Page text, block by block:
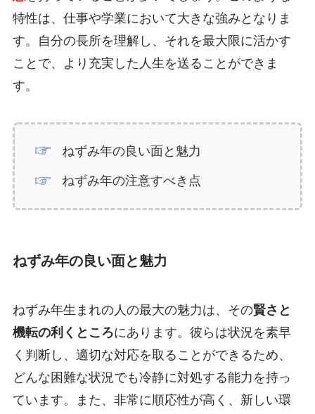
特性は、仕事や学業において大きな強みとなりま
す。自分の長所を理解し、それを最大限に活かす
ことで、より充実した人生を送ることができま
す。
ねずみ年の良い面と魅力
ねずみ年の注意すべき点
ねずみ年の良い面と魅力
ねずみ年生まれの人の最大の魅力は、その賢さと
機転の利くところにあります。彼らは状況を素早
く判断し、適切な対応を取ることができるため、
どんな困難な状況でも冷静に対処する能力を持っ
ています。また、非常に順応性が高く、新しい環